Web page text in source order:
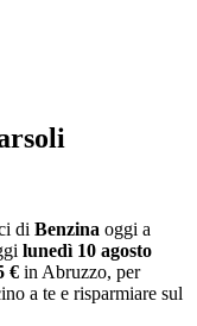
di Benzina oggi a
lunedì 10 agosto
€ in Abruzzo, per
a te e risparmiare sul